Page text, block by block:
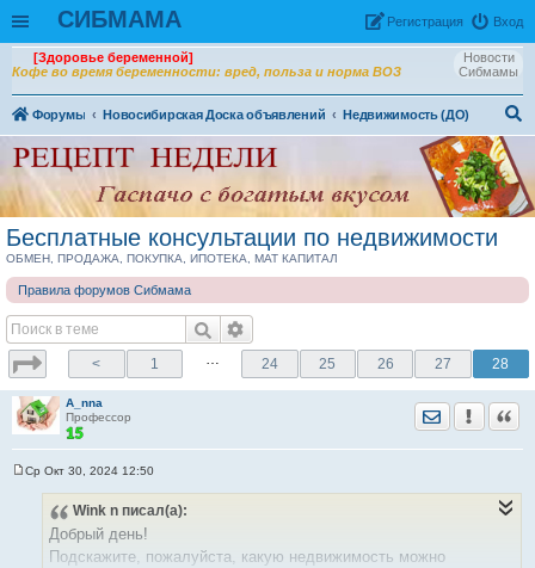
СИБМАМА Вход
Рeгиcтpaция
Новости
Сибмамы
[Здоровье беременной]
Кофе во время беременности: вред, польза и норма ВОЗ
Форумы Новосибирская Доска объявлений
Недвижимость (ДО)
ск
Бесплатные консультации по недвижимости
ОБМЕН, ПРОДАЖА, ПОКУПКА, ИПОТЕКА, МАТ КАПИТАЛ
Правила форумов Сибмама
< 1 … 24 25 26 27 28
A_nna
Профессор
Отправить
Ср Окт 30, 2024 12:50
Wink n писал(а):
Добрый день!
Подскажите, пожалуйста, какую недвижимость можно